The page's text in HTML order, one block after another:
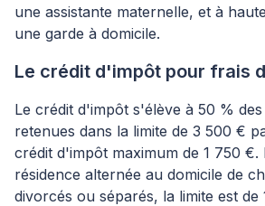
une assistante maternelle, et à
une garde à domicile.
Le crédit d'impôt pour frais
Le crédit d'impôt s'élève à 50 %
retenues dans la limite de 3 500 €
crédit d'impôt maximum de 1 750 €.
résidence alternée au domicile de
divorcés ou séparés, la limite est